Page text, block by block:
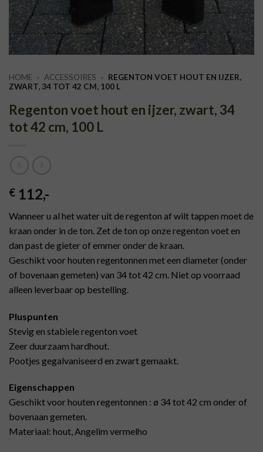
HOME » ACCESSOIRES » REGENTON VOET HOUT EN IJZER,
ZWART, 34 TOT 42 CM, 100 L
Regenton voet hout en ijzer, zwart, 34
tot 42 cm, 100 L
€ 112,-
Wanneer u al het water uit de regenton af wilt tappen moet de
kraan onder in de ton. Zet de ton op onze regenton voet en
dan past de gieter of emmer onder de kraan.
Geschikt voor houten regentonnen met een diameter (onder
of bovenaan gemeten) van 34 tot 42 cm. Niet op voorraad
alleen leverbaar op bestelling.
Pluspunten
Stevig en stabiele regenton voet
Zeer duurzaam hardhout.
Pootjes gegalvaniseerd en zwart gemaakt.
Eigenschappen
Geschikt voor houten regentonnen : ø 34 tot 42 cm onder of
bovenaan gemeten.
Materiaal: hout, Angelim vermelho